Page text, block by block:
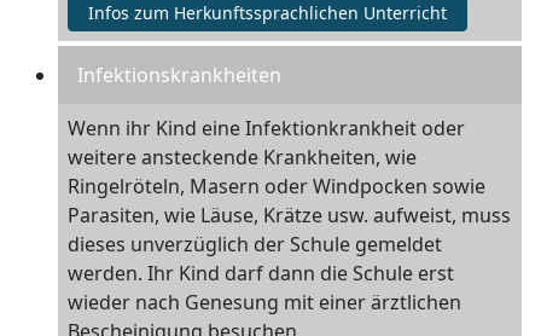
Infos zum Herkunftssprachlichen Unterricht
Infektionskrankheiten
Wenn ihr Kind eine Infektionkrankheit oder
weitere ansteckende Krankheiten, wie
Ringelröteln, Masern oder Windpocken sowie
Parasiten, wie Läuse, Krätze usw. aufweist, muss
dieses unverzüglich der Schule gemeldet
werden. Ihr Kind darf dann die Schule erst
wieder nach Genesung mit einer ärztlichen